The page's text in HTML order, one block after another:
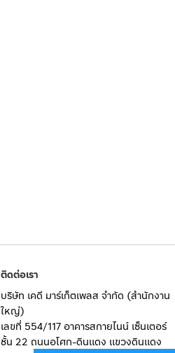
ติดต่อเรา
บริษัท เคดี มาร์เก็ตเพลส จำกัด (สำนักงาน
ใหญ่)
เลขที่ 554/117 อาคารสกายไนน์ เซ็นเตอร์
ชั้น 22 ถนนอโศก-ดินแดง แขวงดินแดง